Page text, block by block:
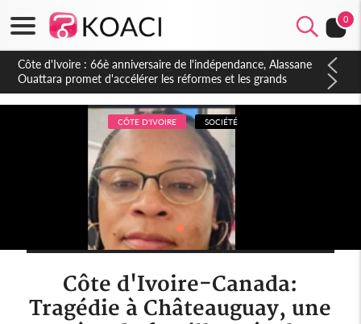
0
Côte d'Ivoire : À Abidjan, Amadou Oury Bah admire le modèle
ivoirien et veut s'en inspirer pour accélérer le développement
de la Guinée
CÔTE D'IVOIRE SOCIÉTÉ
Côte d'Ivoire-Canada:
Tragédie à Châteauguay, une